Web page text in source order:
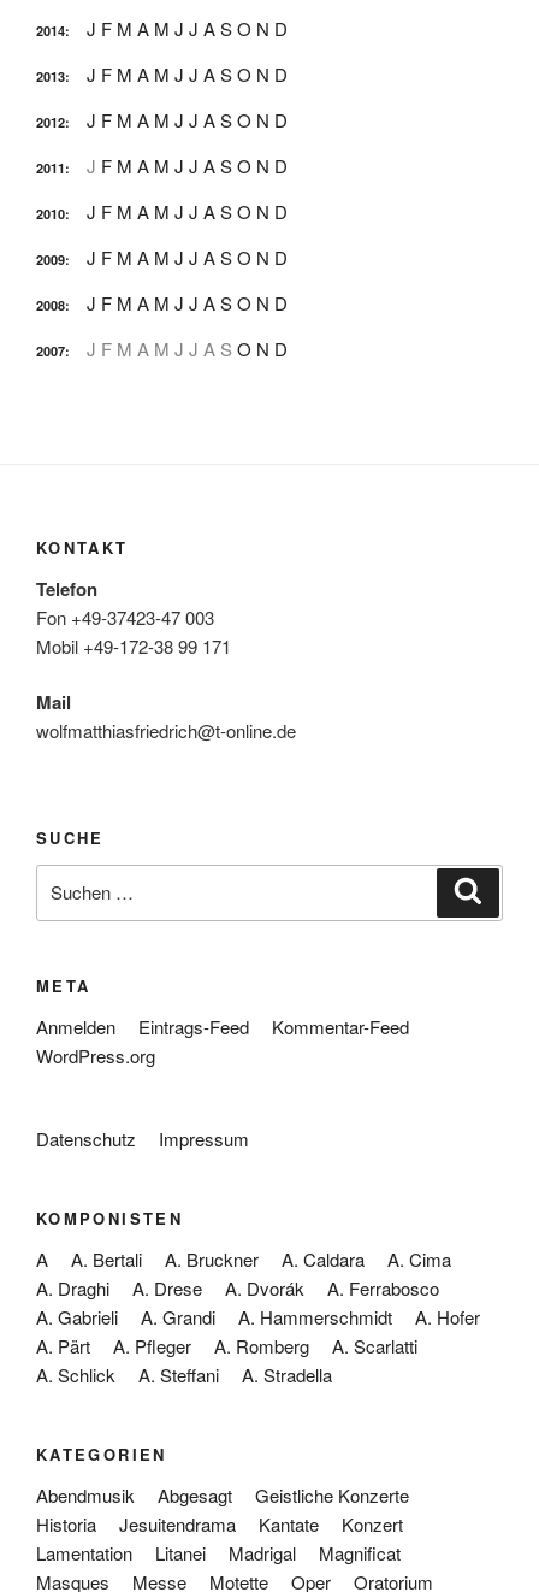
2014: J F M A M J J ASO N D
2013: J F M A M J J ASO N D
2012: J F M A M J J ASO N D
2011: J F M A M J J ASO N D
2010: J F M A M J J ASO N D
2009: J F M A M J J ASO N D
2008: J F M A M J J ASO N D
2007: J F M A M J J A S O N D
KONTAKT
Telefon
Fon +49-37423-47 003
Mobil +49-172-38 99 171
Mail
wolfmatthiasfriedrich@t-online.de
SUCHE
nach:
META
Anmelden Eintrags-Feed
Kommentar-Feed
WordPress.org
Datenschutz Impressum
KOMPONISTEN
A A. Bertali A. Bruckner A. Caldara
A. Cima
A. Draghi
A. Drese A. Dvorák
A. Ferrabosco
A. Gabrieli
A. Grandi A. Hammerschmidt
A. Hofer
A. Pärt
A. Pfleger A. Romberg
A. Scarlatti
A. Schlick
A. Steffani A. Stradella
KATEGORIEN
Abendmusik Abgesagt
Geistliche Konzerte
Historia
Jesuitendrama Kantate
Konzert
Lamentation
Litanei Madrigal
Magnificat
Masques
Messe Motette Oper Oratorium